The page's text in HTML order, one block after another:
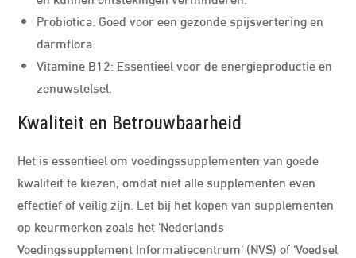
Probiotica: Goed voor een gezonde spijsvertering en
darmflora.
Vitamine B12: Essentieel voor de energieproductie en
zenuwstelsel.
Kwaliteit en Betrouwbaarheid
Het is essentieel om voedingssupplementen van goede
kwaliteit te kiezen, omdat niet alle supplementen even
effectief of veilig zijn. Let bij het kopen van supplementen
op keurmerken zoals het ‘Nederlands
Voedingssupplement Informatiecentrum’ (NVS) of ‘Voedsel